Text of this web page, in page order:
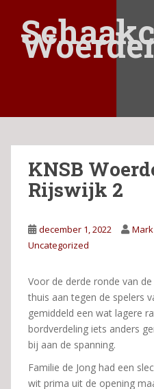
a
KNSB
Rijswijk 2
december 1, 2022
Uncategorized
Voor de derde ronde van
thuis aan tegen de spelers
gemiddeld een wat lagere
bordverdeling iets anders
bij aan de spanning.
Familie de Jong had een
wit prima uit de opening